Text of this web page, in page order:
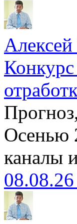
Осенью
каналы